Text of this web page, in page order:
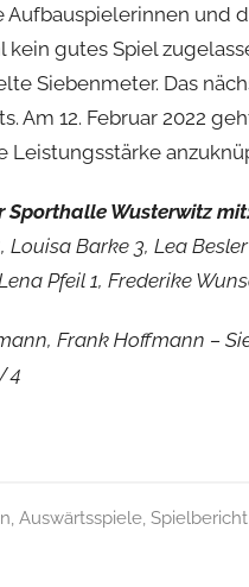
Aufbauspielerinnen und
gutes Spiel
Siebenmeter. Das
Am 12. Februar 2022
Sporthalle Wusterwitz
Louisa Barke 3, Lea
Pfeil 1, Frederike
Frank Hoffmann –
4
, Auswärtsspiele, Spielbericht